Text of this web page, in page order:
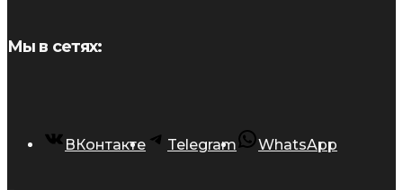
Мы в сетях:
ВКонтакте Telegram WhatsApp